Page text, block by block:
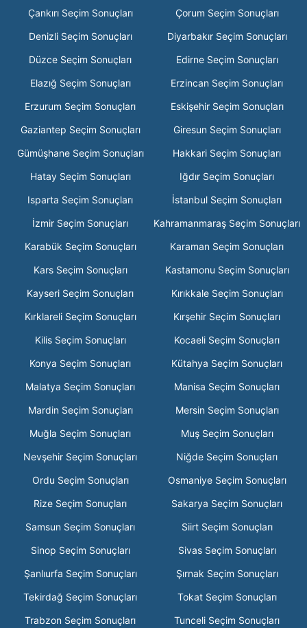
Çankırı Seçim Sonuçları
Çorum Seçim Sonuçları
Denizli Seçim Sonuçları
Diyarbakır Seçim Sonuçları
Düzce Seçim Sonuçları
Edirne Seçim Sonuçları
Elazığ Seçim Sonuçları
Erzincan Seçim Sonuçları
Erzurum Seçim Sonuçları
Eskişehir Seçim Sonuçları
Gaziantep Seçim Sonuçları
Giresun Seçim Sonuçları
Gümüşhane Seçim Sonuçları
Hakkari Seçim Sonuçları
Hatay Seçim Sonuçları
Iğdır Seçim Sonuçları
Isparta Seçim Sonuçları
İstanbul Seçim Sonuçları
İzmir Seçim Sonuçları
Kahramanmaraş Seçim Sonuçları
Karabük Seçim Sonuçları
Karaman Seçim Sonuçları
Kars Seçim Sonuçları
Kastamonu Seçim Sonuçları
Kayseri Seçim Sonuçları
Kırıkkale Seçim Sonuçları
Kırklareli Seçim Sonuçları
Kırşehir Seçim Sonuçları
Kilis Seçim Sonuçları
Kocaeli Seçim Sonuçları
Konya Seçim Sonuçları
Kütahya Seçim Sonuçları
Malatya Seçim Sonuçları
Manisa Seçim Sonuçları
Mardin Seçim Sonuçları
Mersin Seçim Sonuçları
Muğla Seçim Sonuçları
Muş Seçim Sonuçları
Nevşehir Seçim Sonuçları
Niğde Seçim Sonuçları
Ordu Seçim Sonuçları
Osmaniye Seçim Sonuçları
Rize Seçim Sonuçları
Sakarya Seçim Sonuçları
Samsun Seçim Sonuçları
Siirt Seçim Sonuçları
Sinop Seçim Sonuçları
Sivas Seçim Sonuçları
Şanlıurfa Seçim Sonuçları
Şırnak Seçim Sonuçları
Tekirdağ Seçim Sonuçları
Tokat Seçim Sonuçları
Trabzon Seçim Sonuçları
Tunceli Seçim Sonuçları